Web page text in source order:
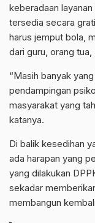
keberadaan
tersedia secara
harus jemput bola,
dari guru, orang
“Masih banyak
pendampingan
masyarakat yang
katanya.
Di balik kesedihan
ada harapan yang
yang dilakukan
sekadar
membangun